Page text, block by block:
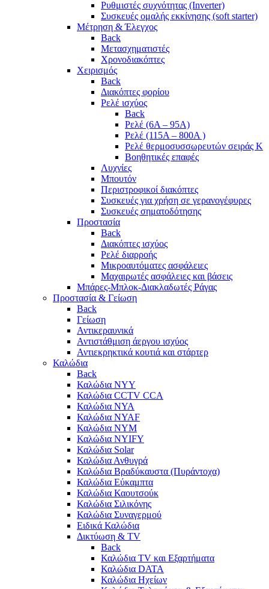
Ρυθμιστές συχνότητας (Inverter)
Συσκευές ομαλής εκκίνησης (soft starter)
Μέτρηση & Έλεγχος
Back
Μετασχηματιστές
Χρονοδιακόπτες
Χειρισμός
Back
Διακόπτες φορίου
Ρελέ ισχύος
Back
Ρελέ (6A – 95A)
Ρελέ (115A – 800A )
Ρελέ θερμοσυσσωρευτών σειράς Κ
Βοηθητικές επαφές
Λυχνίες
Μπουτόν
Περιστροφικοί διακόπτες
Συσκευές για χρήση σε γερανογέφυρες
Συσκευές σηματοδότησης
Προστασία
Back
Διακόπτες ισχύος
Ρελέ διαρροής
Μικροαυτόματες ασφάλειες
Μαχαιρωτές ασφάλειες και βάσεις
Μπάρες-Μπλοκ-Διακλαδωτές Ράγας
Προστασία & Γείωση
Back
Γείωση
Αντικεραυνικά
Αντιστάθμιση άεργου ισχύος
Αντιεκρηκτικά κουτιά και στάρτερ
Καλώδια
Back
Καλώδια NYY
Καλώδια CCTV CCA
Καλώδια NYA
Καλώδια NYAF
Καλώδια NYΜ
Καλώδια ΝΥΙFY
Καλώδια Solar
Καλώδια Ανθυγρά
Καλώδια Βραδύκαυστα (Πυράντοχα)
Καλώδια Εύκαμπτα
Καλώδια Καουτσούκ
Καλώδια Σιλικόνης
Καλώδια Συναγερμού
Ειδικά Καλώδια
Δικτύωση & TV
Back
Καλώδια TV και Εξαρτήματα
Καλώδια DATA
Καλώδια Ηχείων